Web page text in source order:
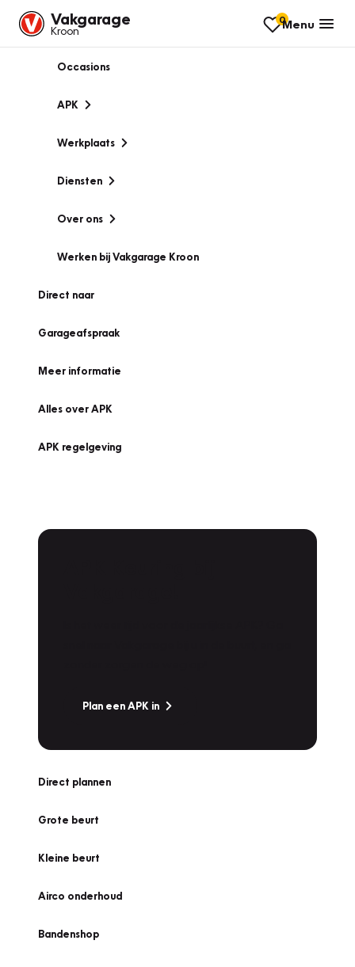
Vakgarage
Kroon
0Menu
Occasions
APK
Werkplaats
Diensten
Over ons
Werken bij Vakgarage Kroon
Direct naar
Garageafspraak
Meer informatie
Alles over APK
APK regelgeving
Plan een APK in
Direct plannen
Grote beurt
Kleine beurt
Airco onderhoud
Bandenshop